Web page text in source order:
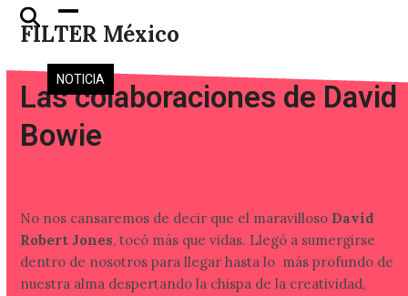
Skip
FILTER México
Open
mobile
menu
Close
mobile
menu
NOTICIA
Las colaboraciones de David
Bowie
No nos cansaremos de decir que el maravilloso David
Robert Jones, tocó más que vidas. Llegó a sumergirse
dentro de nosotros para llegar hasta lo más profundo de
nuestra alma despertando la chispa de la creatividad,